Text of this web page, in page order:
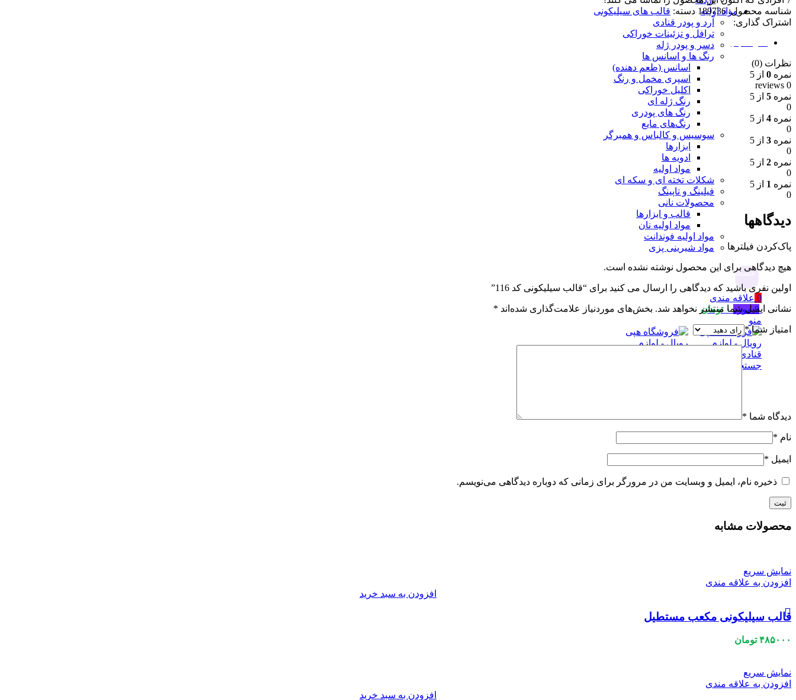
مواد اولیه
آرد و پودر قنادی
ترافل و تزئینات خوراکی
دسر و پودر ژله
رنگ ها و اسانس ها
اسانس (طعم دهنده)
اسپری مخمل و رنگ
اکلیل خوراکی
رنگ ژله ای
رنگ های پودری
رنگ‌های مایع
سوسیس و کالباس و همبرگر
ابزارها
ادویه ها
مواد اولیه
شکلات تخته ای و سکه ای
فیلینگ و تاپینگ
محصولات نانی
قالب و ابزارها
مواد اولیه نان
مواد اولیه فوندانت
مواد شیرینی پزی
جستجو
0 علاقه مندی
0 مورد ۰ تومان
منو
جستجو
شناسه محصول: 189736 دسته: قالب های سیلیکونی
اشتراک گذاری:
نظرات (0)
نمره 0 از 5
0 reviews
نمره 5 از 5
0
نمره 4 از 5
0
نمره 3 از 5
0
نمره 2 از 5
0
نمره 1 از 5
0
دیدگاهها
پاک‌کردن فیلترها
هیچ دیدگاهی برای این محصول نوشته نشده است.
اولین نفری باشید که دیدگاهی را ارسال می کنید برای “قالب سیلیکونی کد 116”
نشانی ایمیل شما منتشر نخواهد شد. بخش‌های موردنیاز علامت‌گذاری شده‌اند *
امتیاز شما*
دیدگاه شما *
نام *
ایمیل *
ذخیره نام، ایمیل و وبسایت من در مرورگر برای زمانی که دوباره دیدگاهی می‌نویسم.
محصولات مشابه
نمایش سریع
افزودن به علاقه مندی
افزودن به سبد خرید
قالب سیلیکونی مکعب مستطیل
۴۸۵۰۰۰ تومان
نمایش سریع
افزودن به علاقه مندی
افزودن به سبد خرید